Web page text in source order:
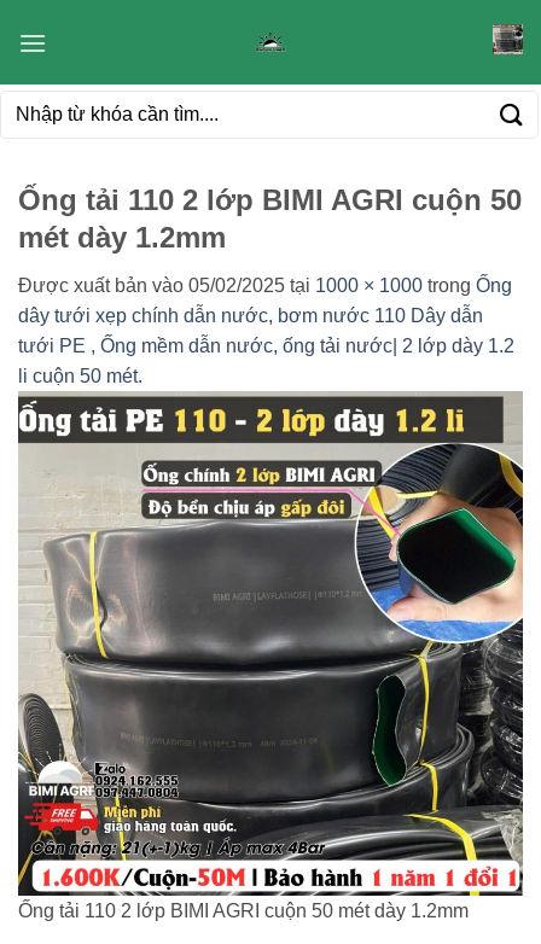
qua
dung
Tìm
Ống tải 110 2 lớp BIMI AGRI cuộn 50
mét dày 1.2mm
Được xuất bản vào 05/02/2025 tại 1000 × 1000 trong Ống
dây tưới xẹp chính dẫn nước, bơm nước 110 Dây dẫn
tưới PE , Ống mềm dẫn nước, ống tải nước| 2 lớp dày 1.2
li cuộn 50 mét.
Ống tải 110 2 lớp BIMI AGRI cuộn 50 mét dày 1.2mm